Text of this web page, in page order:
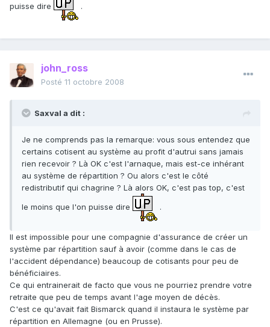
puisse dire
.
john_ross
Posté 11 octobre 2008
Saxval a dit :
Je ne comprends pas la remarque: vous sous entendez que
certains cotisent au système au profit d'autrui sans jamais
rien recevoir ? Là OK c'est l'arnaque, mais est-ce inhérant
au système de répartition ? Ou alors c'est le côté
redistributif qui chagrine ? Là alors OK, c'est pas top, c'est
le moins que l'on puisse dire
.
Il est impossible pour une compagnie d'assurance de créer un
système par répartition sauf à avoir (comme dans le cas de
l'accident dépendance) beaucoup de cotisants pour peu de
bénéficiaires.
Ce qui entrainerait de facto que vous ne pourriez prendre votre
retraite que peu de temps avant l'age moyen de décès.
C'est ce qu'avait fait Bismarck quand il instaura le système par
répartition en Allemagne (ou en Prusse).